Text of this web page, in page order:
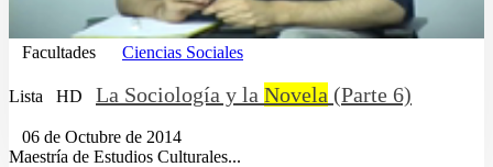
Facultades Ciencias Sociales
Lista HD La Sociología y la Novela (Parte 6)
06 de Octubre de 2014
Maestría de Estudios Culturales...